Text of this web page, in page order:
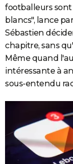
footballeurs sont
blancs", lance
Sébastien
chapitre, sans
Même quand
intéressante à
sous-entendu